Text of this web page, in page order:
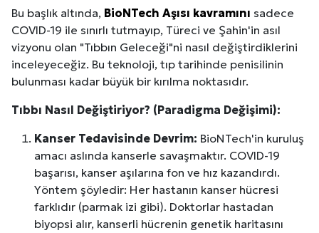
Bu başlık altında, BioNTech Aşısı kavramını sadece
COVID-19 ile sınırlı tutmayıp, Türeci ve Şahin'in asıl
vizyonu olan "Tıbbın Geleceği"ni nasıl değiştirdiklerini
inceleyeceğiz. Bu teknoloji, tıp tarihinde penisilinin
bulunması kadar büyük bir kırılma noktasıdır.
Tıbbı Nasıl Değiştiriyor? (Paradigma Değişimi):
Kanser Tedavisinde Devrim: BioNTech'in kuruluş
amacı aslında kanserle savaşmaktır. COVID-19
başarısı, kanser aşılarına fon ve hız kazandırdı.
Yöntem şöyledir: Her hastanın kanser hücresi
farklıdır (parmak izi gibi). Doktorlar hastadan
biyopsi alır, kanserli hücrenin genetik haritasını